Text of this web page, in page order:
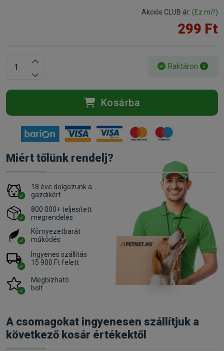
Akciós CLUB ár: (Ez mi?)
299 Ft
Raktáron
Kosárba
Miért tőlünk rendelj?
18 éve dolgozunk a
gazdikért
800 000+ teljesített
megrendelés
Környezetbarát
működés
Ingyenes szállítás
15 900 Ft felett
Megbízható
bolt
A csomagokat ingyenesen szállítjuk a
következő kosár értékektől